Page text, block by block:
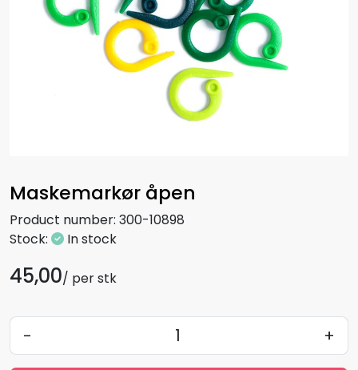
Maskemarkør åpen
Product number: 300-10898
Stock:
In stock
45,00/ per stk
- +